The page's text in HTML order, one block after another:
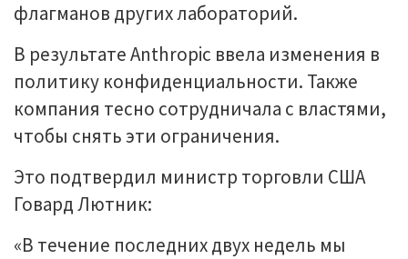
флагманов других лабораторий.
В результате Anthropic ввела изменения в
политику конфиденциальности. Также
компания тесно сотрудничала с властями,
чтобы снять эти ограничения.
Это подтвердил министр торговли США
Говард Лютник:
«В течение последних двух недель мы